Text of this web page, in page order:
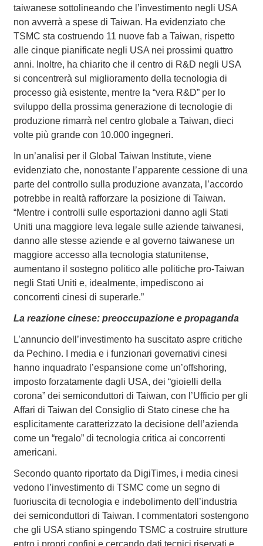
taiwanese sottolineando che l’investimento negli USA
non avverrà a spese di Taiwan. Ha evidenziato che
TSMC sta costruendo 11 nuove fab a Taiwan, rispetto
alle cinque pianificate negli USA nei prossimi quattro
anni. Inoltre, ha chiarito che il centro di R&D negli USA
si concentrerà sul miglioramento della tecnologia di
processo già esistente, mentre la “vera R&D” per lo
sviluppo della prossima generazione di tecnologie di
produzione rimarrà nel centro globale a Taiwan, dieci
volte più grande con 10.000 ingegneri.
In un’analisi per il Global Taiwan Institute, viene
evidenziato che, nonostante l’apparente cessione di una
parte del controllo sulla produzione avanzata, l’accordo
potrebbe in realtà rafforzare la posizione di Taiwan.
“Mentre i controlli sulle esportazioni danno agli Stati
Uniti una maggiore leva legale sulle aziende taiwanesi,
danno alle stesse aziende e al governo taiwanese un
maggiore accesso alla tecnologia statunitense,
aumentano il sostegno politico alle politiche pro-Taiwan
negli Stati Uniti e, idealmente, impediscono ai
concorrenti cinesi di superarle.”
La reazione cinese: preoccupazione e propaganda
L’annuncio dell’investimento ha suscitato aspre critiche
da Pechino. I media e i funzionari governativi cinesi
hanno inquadrato l’espansione come un’offshoring,
imposto forzatamente dagli USA, dei “gioielli della
corona” dei semiconduttori di Taiwan, con l’Ufficio per gli
Affari di Taiwan del Consiglio di Stato cinese che ha
esplicitamente caratterizzato la decisione dell’azienda
come un “regalo” di tecnologia critica ai concorrenti
americani.
Secondo quanto riportato da DigiTimes, i media cinesi
vedono l’investimento di TSMC come un segno di
fuoriuscita di tecnologia e indebolimento dell’industria
dei semiconduttori di Taiwan. I commentatori sostengono
che gli USA stiano spingendo TSMC a costruire strutture